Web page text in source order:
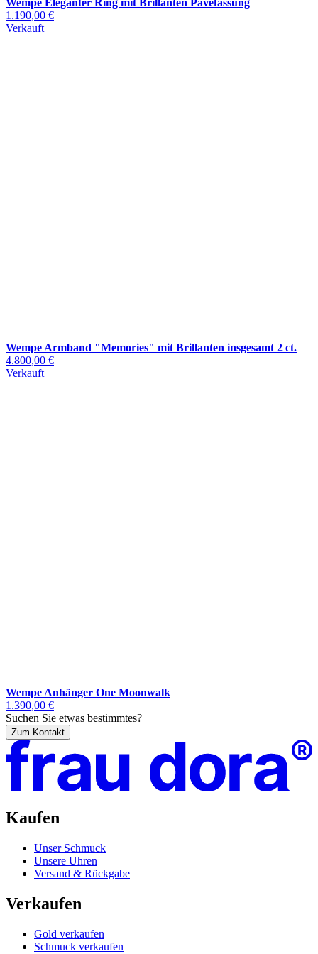
Wempe Eleganter Ring mit Brillanten Pavéfassung
1.190,00 €
Verkauft
Wempe Armband "Memories" mit Brillanten insgesamt 2 ct.
4.800,00 €
Verkauft
Wempe Anhänger One Moonwalk
1.390,00 €
Suchen Sie etwas bestimmtes?
Zum Kontakt
Kaufen
Unser Schmuck
Unsere Uhren
Versand & Rückgabe
Verkaufen
Gold verkaufen
Schmuck verkaufen